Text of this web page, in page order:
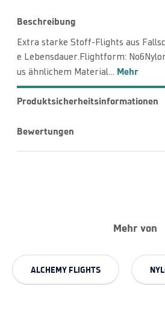
Beschreibung
Extra starke Stoff-Flights aus
e Lebensdauer.Flightform:
us ähnlichem Material… Mehr
Produktsicherheitsinformationen
Bewertungen
Mehr von
ALCHEMY FLIGHTS